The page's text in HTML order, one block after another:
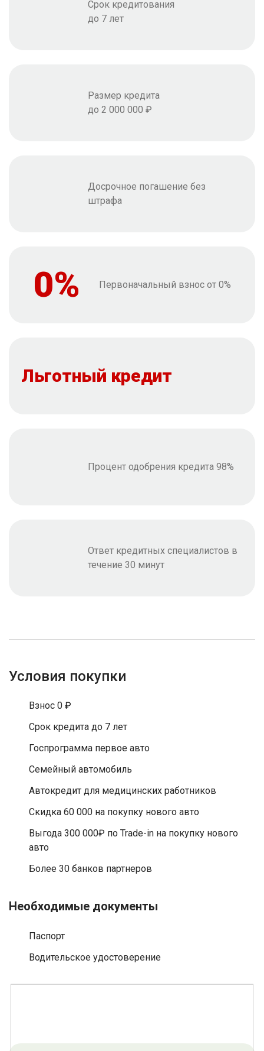
Срок кредитования
до 7 лет
Размер кредита
до 2 000 000 ₽
Досрочное погашение без
штрафа
0% Первоначальный взнос от 0%
Льготный кредит
Процент одобрения кредита 98%
Ответ кредитных специалистов в
течение 30 минут
Условия покупки
Взнос 0 ₽
Срок кредита до 7 лет
Госпрограмма первое авто
Семейный автомобиль
Автокредит для медицинских работников
Скидка 60 000 на покупку нового авто
Выгода 300 000₽ по Trade-in на покупку нового
авто
Более 30 банков партнеров
Необходимые документы
Паспорт
Водительское удостоверение